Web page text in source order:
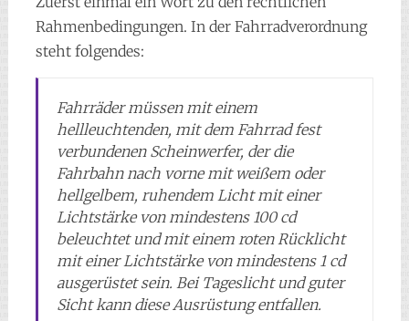
Rahmenbedingungen. In der Fahrradverordnung
steht folgendes:
Fahrräder müssen mit einem
hellleuchtenden, mit dem Fahrrad fest
verbundenen Scheinwerfer, der die
Fahrbahn nach vorne mit weißem oder
hellgelbem, ruhendem Licht mit einer
Lichtstärke von mindestens 100 cd
beleuchtet und mit einem roten Rücklicht
mit einer Lichtstärke von mindestens 1 cd
ausgerüstet sein. Bei Tageslicht und guter
Sicht kann diese Ausrüstung entfallen.